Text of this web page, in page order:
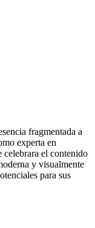
fragmentada a
experta en
celebrara el contenido
y visualmente
para sus